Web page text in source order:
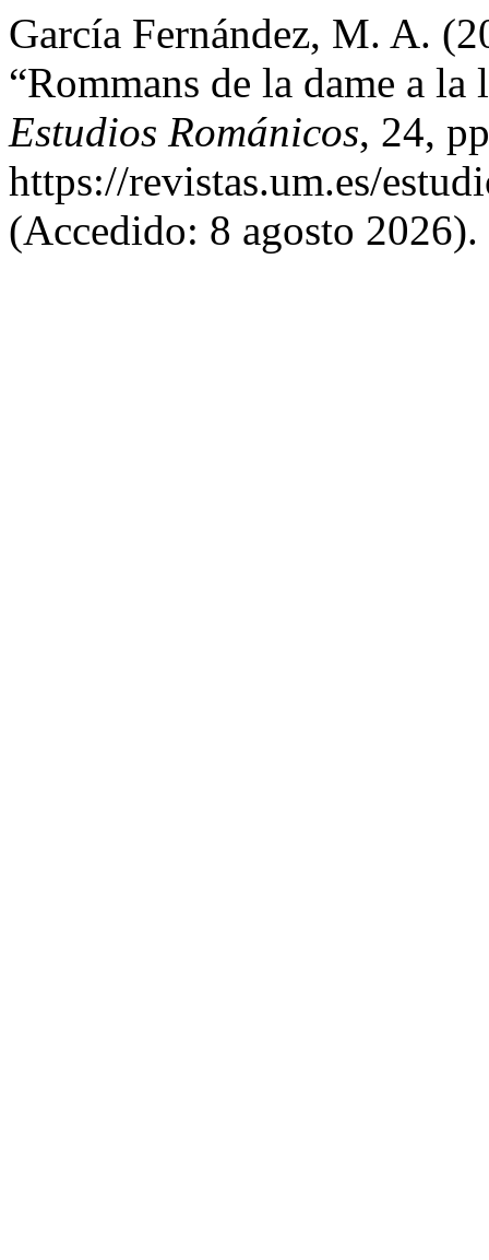
García Fernández, M. A.
“Rommans de la dame a
Estudios Románicos, 24,
https://revistas.um.es/
(Accedido: 8 agosto 2026).